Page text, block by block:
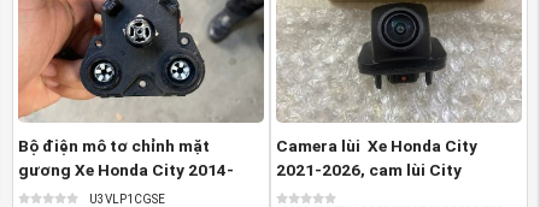
PhutungotoHonda.com)
Cam kết của phụ tùng Honda An Việt khi muaMặt ca
lăng xe Honda CITY 2014-2017:
1-Mua phụ tùng Honda CITY chính hãng với giá tốt nhất
2-Đảm bảo đúng chuẩn về chất lượng, chủng loại hàng
hóa
Bộ điện mô tơ chỉnh mặt
gương Xe Honda City 2014-
2020, Xe Honda ...
U3VLP1CGSE
Camera lùi Xe Honda City
2021-2026, cam lùi City
39530T00T11 ...